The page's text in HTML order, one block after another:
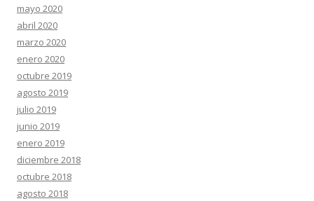
mayo 2020
abril 2020
marzo 2020
enero 2020
octubre 2019
agosto 2019
julio 2019
junio 2019
enero 2019
diciembre 2018
octubre 2018
agosto 2018